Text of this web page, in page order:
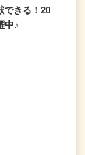
できる！20
中♪